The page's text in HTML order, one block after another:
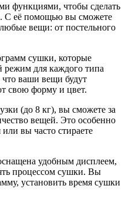
функциями, чтобы сделать
С её помощью вы сможете
вещи: от постельного
сушки, которые
режим для каждого типа
ваши вещи будут
свою форму и цвет.
(до 8 кг), вы сможете за
вещей. Это особенно
вы часто стираете
удобным дисплеем,
процессом сушки. Вы
установить время сушки